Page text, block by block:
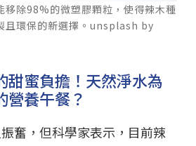
移除98%的微塑膠顆粒，使得辣木種
且環保的新選擇。unsplash by
甜蜜負擔！天然淨水為
營養午餐？
奮，但科學家表示，目前辣